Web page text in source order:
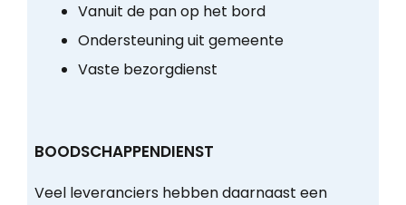
Vanuit de pan op het bord
Ondersteuning uit gemeente
Vaste bezorgdienst
BOODSCHAPPENDIENST
Veel leveranciers hebben daarnaast een